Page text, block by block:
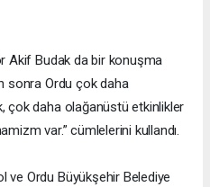
Akif Budak da bir konuşma
sonra Ordu çok daha
çok daha olağanüstü etkinlikler
var.” cümlelerini kullandı.
ve Ordu Büyükşehir Belediye